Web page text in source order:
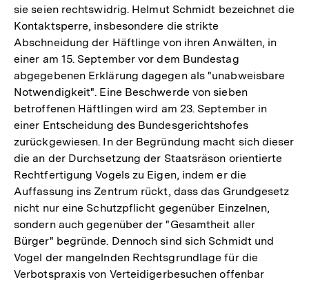
sie seien rechtswidrig. Helmut Schmidt bezeichnet die
Kontaktsperre, insbesondere die strikte
Abschneidung der Häftlinge von ihren Anwälten, in
einer am 15. September vor dem Bundestag
abgegebenen Erklärung dagegen als "unabweisbare
Notwendigkeit". Eine Beschwerde von sieben
betroffenen Häftlingen wird am 23. September in
einer Entscheidung des Bundesgerichtshofes
zurückgewiesen. In der Begründung macht sich dieser
die an der Durchsetzung der Staatsräson orientierte
Rechtfertigung Vogels zu Eigen, indem er die
Auffassung ins Zentrum rückt, dass das Grundgesetz
nicht nur eine Schutzpflicht gegenüber Einzelnen,
sondern auch gegenüber der "Gesamtheit aller
Bürger" begründe. Dennoch sind sich Schmidt und
Vogel der mangelnden Rechtsgrundlage für die
Verbotspraxis von Verteidigerbesuchen offenbar